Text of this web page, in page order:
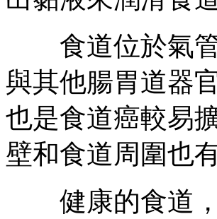
食道位於氣管
與其他腸胃道器
也是食道癌較易
壁和食道周圍也
健康的食道，